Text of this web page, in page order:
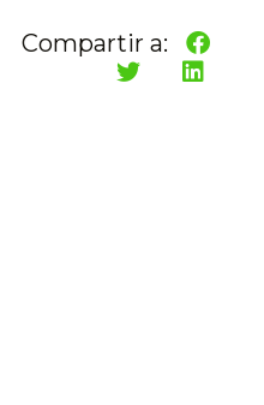
Compartir a: